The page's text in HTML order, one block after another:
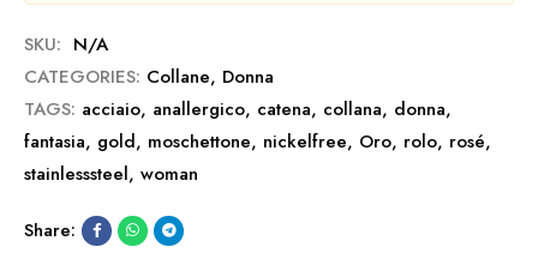
SKU: N/A
CATEGORIES: Collane, Donna
TAGS: acciaio, anallergico, catena, collana, donna,
fantasia, gold, moschettone, nickelfree, Oro, rolo, rosé,
stainlesssteel, woman
Share: